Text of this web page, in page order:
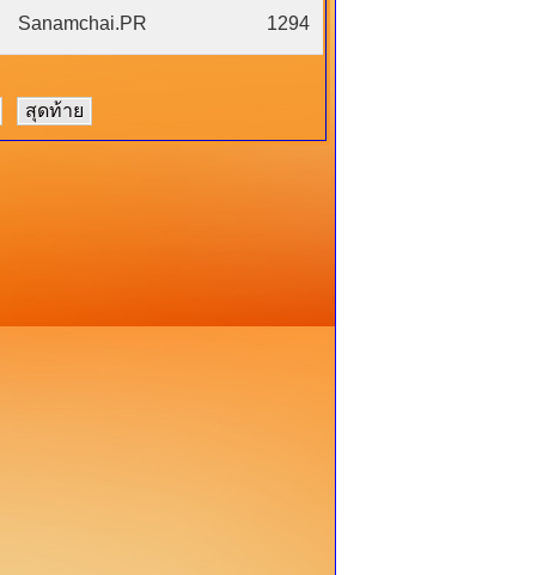
Sanamchai.PR 1294
สุดท้าย